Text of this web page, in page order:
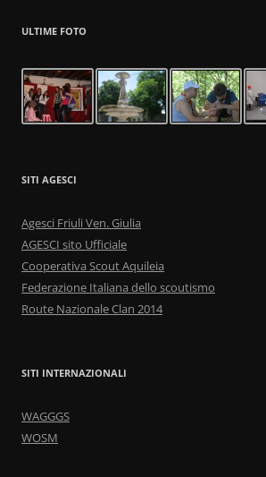
ULTIME FOTO
SITI AGESCI
Agesci Friuli Ven. Giulia
AGESCI sito Ufficiale
Cooperativa Scout Aquileia
Federazione Italiana dello scoutismo
Route Nazionale Clan 2014
SITI INTERNAZIONALI
WAGGGS
WOSM